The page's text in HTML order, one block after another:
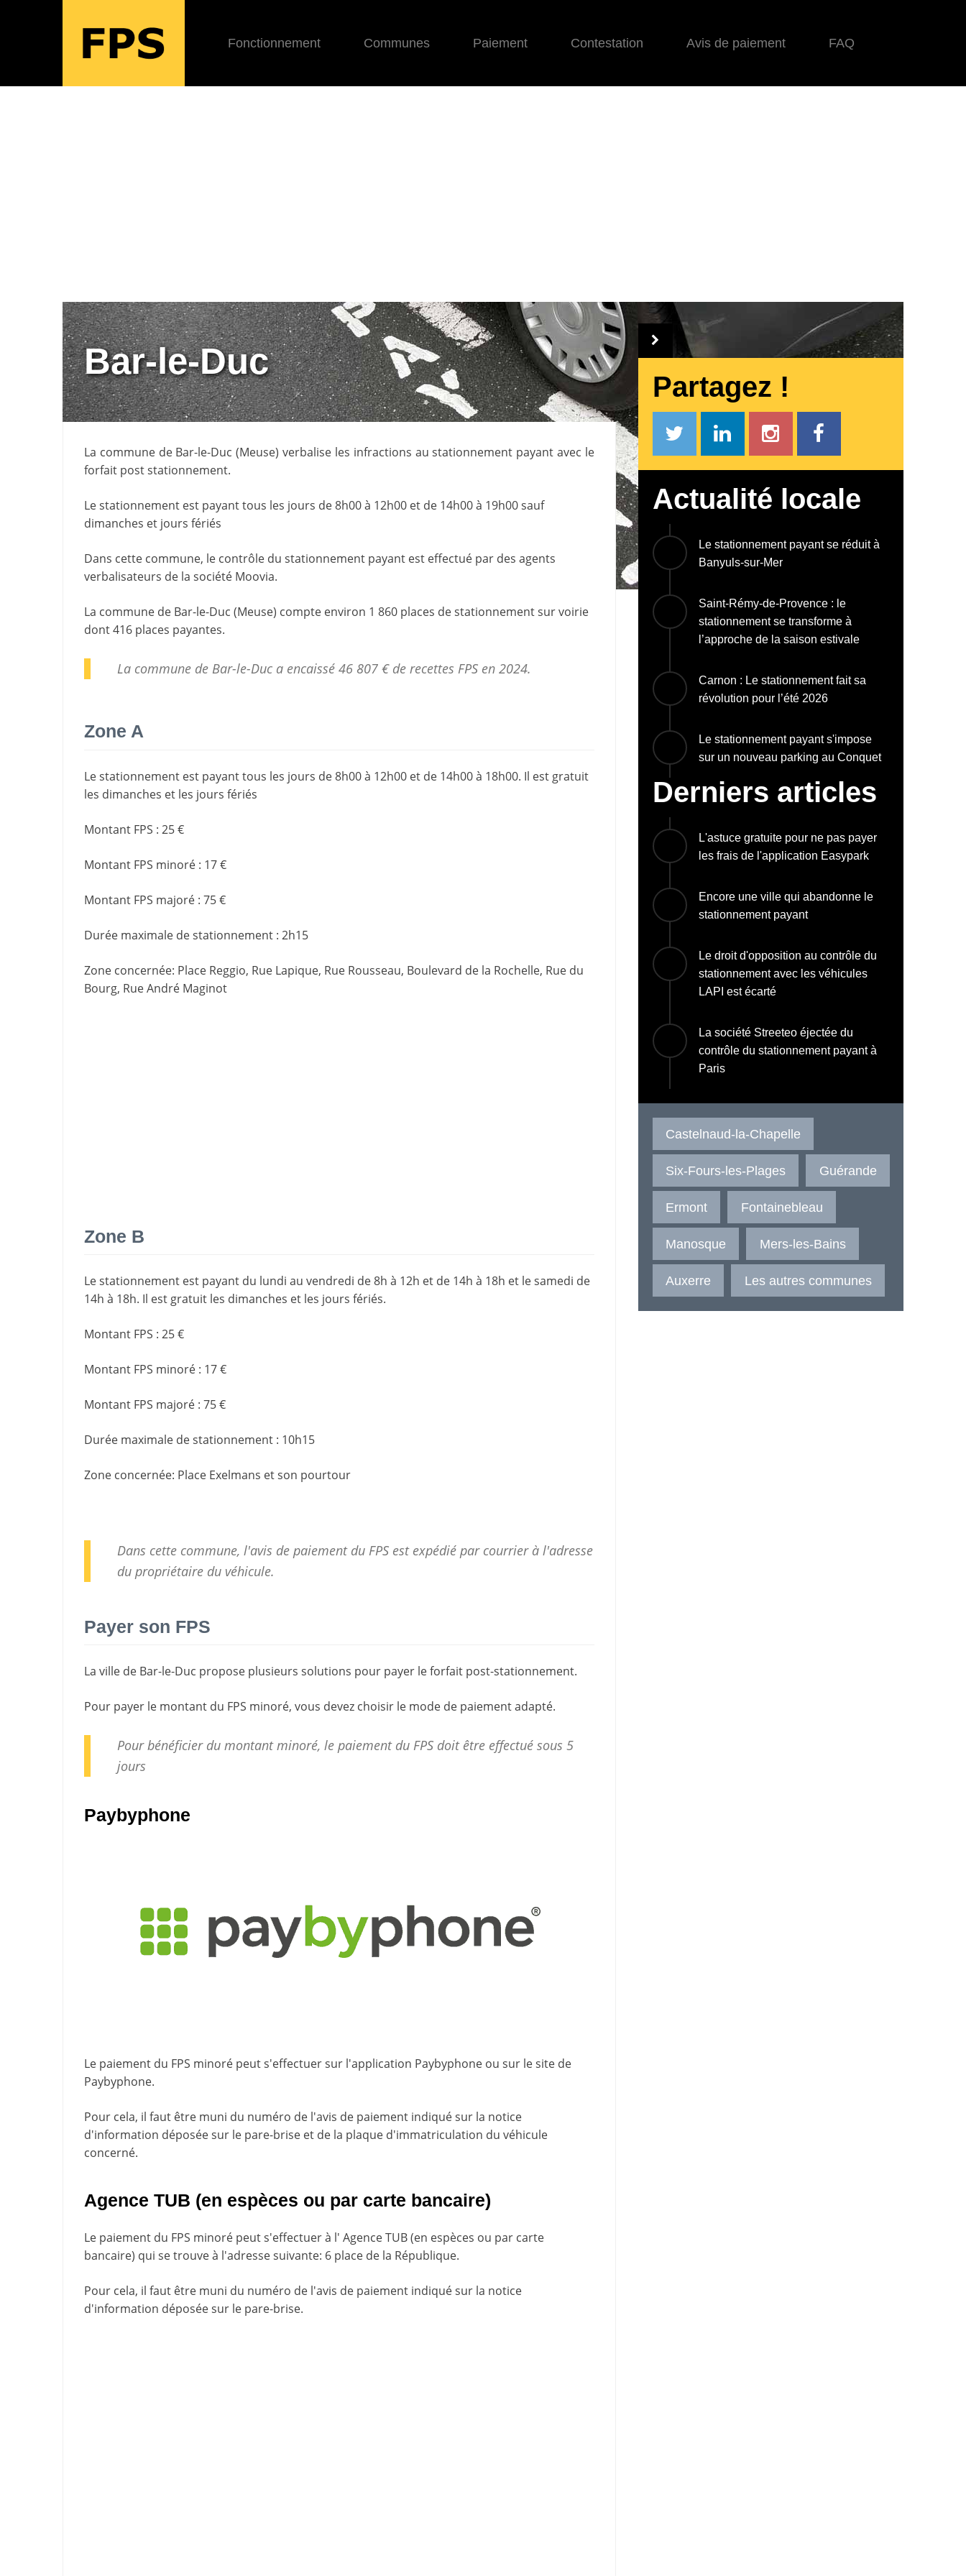
Fonctionnement Communes Paiement Contestation Avis de paiement FAQ
Bar-le-Duc
La commune de Bar-le-Duc (Meuse) verbalise les infractions au stationnement payant avec le
forfait post stationnement.
Le stationnement est payant tous les jours de 8h00 à 12h00 et de 14h00 à 19h00 sauf
dimanches et jours fériés
Dans cette commune, le contrôle du stationnement payant est effectué par des agents
verbalisateurs de la société Moovia.
La commune de Bar-le-Duc (Meuse) compte environ 1 860 places de stationnement sur voirie
dont 416 places payantes.
La commune de Bar-le-Duc a encaissé 46 807 € de recettes FPSen 2024.
Zone A
Le stationnement est payant tous les jours de 8h00 à 12h00 et de 14h00 à 18h00. Il est gratuit
les dimanches et les jours fériés
Montant FPS : 25 €
Montant FPS minoré : 17 €
Montant FPS majoré : 75 €
Durée maximale de stationnement : 2h15
Zone concernée: Place Reggio, Rue Lapique, Rue Rousseau, Boulevard de la Rochelle, Rue du
Bourg, Rue André Maginot
Zone B
Le stationnement est payant du lundi au vendredi de 8h à 12h et de 14h à 18h et le samedi de
14h à 18h. Il est gratuit les dimanches et les jours fériés.
Montant FPS : 25 €
Montant FPS minoré : 17 €
Montant FPS majoré : 75 €
Durée maximale de stationnement : 10h15
Zone concernée: Place Exelmans et son pourtour
Dans cette commune, l'avis de paiement du FPS est expédié par courrier à l'adresse
du propriétaire du véhicule.
Payer son FPS
La ville de Bar-le-Duc propose plusieurs solutions pour payer le forfait post-stationnement.
Pour payer le montant du FPS minoré, vous devez choisir le mode de paiement adapté.
Pour bénéficier du montant minoré, le paiementdu FPS doit être effectué sous 5
jours
Paybyphone
Le paiement du FPS minoré peut s'effectuer sur l'application Paybyphone ou sur le site de
Paybyphone.
Pour cela, il faut être muni du numéro de l'avis de paiement indiqué sur la notice
d'information déposée sur le pare-brise et de la plaque d'immatriculation du véhicule
concerné.
Agence TUB (en espèces ou par carte bancaire)
Le paiement du FPS minoré peut s'effectuer à l' Agence TUB (en espèces ou par carte
bancaire) qui se trouve à l'adresse suivante: 6 place de la République.
Pour cela, il faut être muni du numéro de l'avis de paiement indiqué sur la notice
d'information déposée sur le pare-brise.
Partagez !
Actualité locale
Le stationnement payant se réduit à
Banyuls-sur-Mer
Saint-Rémy-de-Provence : le
stationnement se transforme à
l’approche de la saison estivale
Carnon : Le stationnement fait sa
révolution pour l’été 2026
Le stationnement payant s'impose
sur un nouveau parking au Conquet
Derniers articles
L'astuce gratuite pour ne pas payer
les frais de l'application Easypark
Encore une ville qui abandonne le
stationnement payant
Le droit d'opposition au contrôle du
stationnement avec les véhicules
LAPI est écarté
La société Streeteo éjectée du
contrôle du stationnement payant à
Paris
Castelnaud-la-Chapelle
Six-Fours-les-Plages Guérande
Ermont Fontainebleau
Manosque Mers-les-Bains
Auxerre Les autres communes